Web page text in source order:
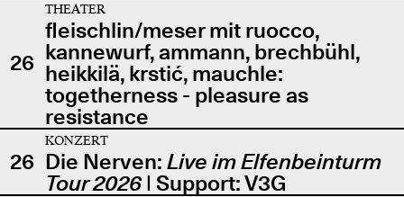
26
THEATER
fleischlin/meser mit ruocco,
kannewurf, ammann, brechbühl,
heikkilä, krstić, mauchle:
togetherness - pleasure as
resistance
26
KONZERT
Die Nerven: Live im Elfenbeinturm
Tour 2026| Support: V3G